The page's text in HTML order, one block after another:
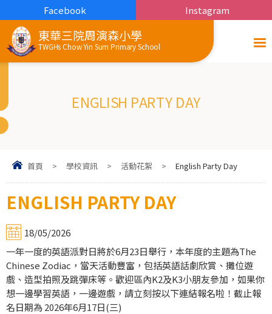
東華三院周演森小學
TWGHs Chow Yin Sum Primary School
Facebook Instagram
ENGLISH PARTY DAY
首頁 > 學校資訊 > 活動花絮 > English Party Day
ENGLISH PARTY DAY
18/05/2026
一年一度的英語派對日將於6月23日舉行，本年度的主題為The
Chinese Zodiac，當天活動豐富，包括英語話劇欣賞、攤位遊
戲、造型拍照及跳彈床等。歡迎區內K2及K3小朋友參加，如果你
想一邊學習英語，一邊遊戲，請立刻按以下連結報名啦！截止報
名日期為 2026年6月17日(三)